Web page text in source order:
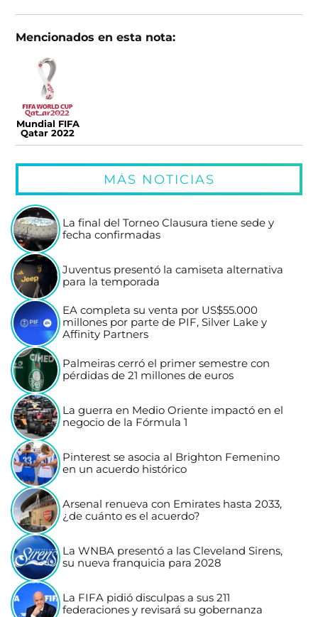
Mencionados en esta nota:
Mundial FIFA
Qatar 2022
MÁS NOTICIAS
La final del Torneo Clausura tiene sede y
fecha confirmadas
Juventus presentó la camiseta alternativa
para la temporada
EA completa su venta por US$55.000
millones por parte de PIF, Silver Lake y
Affinity Partners
Palmeiras cerró el primer semestre con
pérdidas de 21 millones de euros
La guerra en Medio Oriente impactó en el
negocio de la Fórmula 1
Pinterest se asocia al Brighton Femenino
en un acuerdo histórico
Arsenal renueva con Emirates hasta 2033,
¿de cuánto es el acuerdo?
La WNBA presentó a las Cleveland Sirens,
su nueva franquicia para 2028
La FIFA pidió disculpas a sus 211
federaciones y revisará su gobernanza